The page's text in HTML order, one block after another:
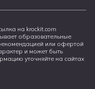
на krockit.com
образовательные
или офертой
и может быть
уточняйте на сайтах